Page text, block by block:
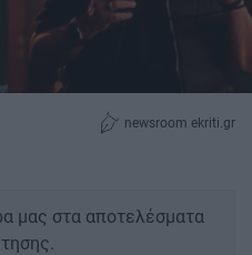
newsroom ekriti.gr
μας στα αποτελέσματα